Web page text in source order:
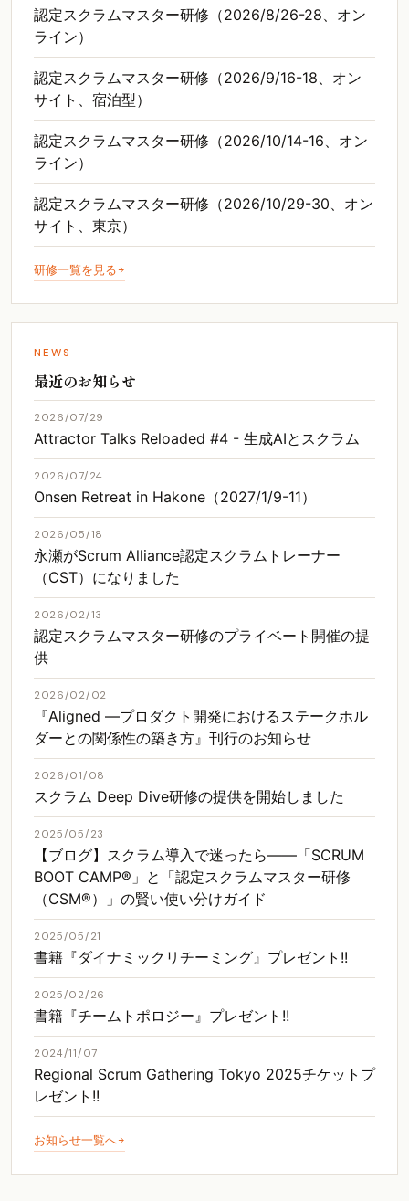
認定スクラムマスター研修（2026/8/26-28、オン
ライン）
認定スクラムマスター研修（2026/9/16-18、オン
サイト、宿泊型）
認定スクラムマスター研修（2026/10/14-16、オン
ライン）
認定スクラムマスター研修（2026/10/29-30、オン
サイト、東京）
研修一覧を見る
NEWS
最近のお知らせ
2026/07/29
Attractor Talks Reloaded #4 - 生成AIとスクラム
2026/07/24
Onsen Retreat in Hakone（2027/1/9-11）
2026/05/18
永瀬がScrum Alliance認定スクラムトレーナー
（CST）になりました
2026/02/13
認定スクラムマスター研修のプライベート開催の提
供
2026/02/02
『Aligned ―プロダクト開発におけるステークホル
ダーとの関係性の築き方』刊行のお知らせ
2026/01/08
スクラム Deep Dive研修の提供を開始しました
2025/05/23
【ブログ】スクラム導入で迷ったら――「SCRUM
BOOT CAMP®」と「認定スクラムマスター研修
（CSM®）」の賢い使い分けガイド
2025/05/21
書籍『ダイナミックリチーミング』プレゼント!!
2025/02/26
書籍『チームトポロジー』プレゼント!!
2024/11/07
Regional Scrum Gathering Tokyo 2025チケットプ
レゼント!!
お知らせ一覧へ